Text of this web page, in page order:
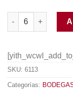
Viña Pomal
SKU: 6113
Categorías: